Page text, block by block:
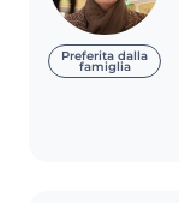
Preferita dalla
famiglia